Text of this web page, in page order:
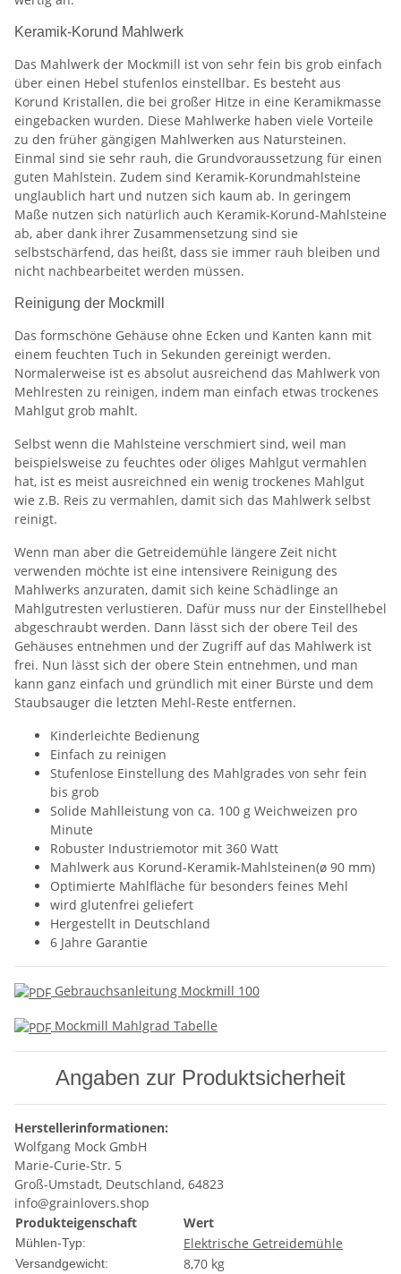
Keramik-Korund Mahlwerk
Das Mahlwerk der Mockmill ist von sehr fein bis grob einfach
über einen Hebel stufenlos einstellbar. Es besteht aus
Korund Kristallen, die bei großer Hitze in eine Keramikmasse
eingebacken wurden. Diese Mahlwerke haben viele Vorteile
zu den früher gängigen Mahlwerken aus Natursteinen.
Einmal sind sie sehr rauh, die Grundvoraussetzung für einen
guten Mahlstein. Zudem sind Keramik-Korundmahlsteine
unglaublich hart und nutzen sich kaum ab. In geringem
Maße nutzen sich natürlich auch Keramik-Korund-Mahlsteine
ab, aber dank ihrer Zusammensetzung sind sie
selbstschärfend, das heißt, dass sie immer rauh bleiben und
nicht nachbearbeitet werden müssen.
Reinigung der Mockmill
Das formschöne Gehäuse ohne Ecken und Kanten kann mit
einem feuchten Tuch in Sekunden gereinigt werden.
Normalerweise ist es absolut ausreichend das Mahlwerk von
Mehlresten zu reinigen, indem man einfach etwas trockenes
Mahlgut grob mahlt.
Selbst wenn die Mahlsteine verschmiert sind, weil man
beispielsweise zu feuchtes oder öliges Mahlgut vermahlen
hat, ist es meist ausreichned ein wenig trockenes Mahlgut
wie z.B. Reis zu vermahlen, damit sich das Mahlwerk selbst
reinigt.
Wenn man aber die Getreidemühle längere Zeit nicht
verwenden möchte ist eine intensivere Reinigung des
Mahlwerks anzuraten, damit sich keine Schädlinge an
Mahlgutresten verlustieren. Dafür muss nur der Einstellhebel
abgeschraubt werden. Dann lässt sich der obere Teil des
Gehäuses entnehmen und der Zugriff auf das Mahlwerk ist
frei. Nun lässt sich der obere Stein entnehmen, und man
kann ganz einfach und gründlich mit einer Bürste und dem
Staubsauger die letzten Mehl-Reste entfernen.
Kinderleichte Bedienung
Einfach zu reinigen
Stufenlose Einstellung des Mahlgrades von sehr fein
bis grob
Solide Mahlleistung von ca. 100 g Weichweizen pro
Minute
Robuster Industriemotor mit 360 Watt
Mahlwerk aus Korund-Keramik-Mahlsteinen(ø 90 mm)
Optimierte Mahlfläche für besonders feines Mehl
wird glutenfrei geliefert
Hergestellt in Deutschland
6 Jahre Garantie
Gebrauchsanleitung Mockmill 100
Mockmill Mahlgrad Tabelle
Angaben zur Produktsicherheit
Herstellerinformationen:
Wolfgang Mock GmbH
Marie-Curie-Str. 5
Groß-Umstadt, Deutschland, 64823
info@grainlovers.shop
Produkteigenschaft
Wert
Mühlen-Typ: Elektrische Getreidemühle
Versandgewicht: 8,70 kg